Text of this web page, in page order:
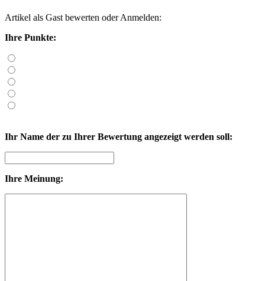
Artikel als Gast bewerten oderAnmelden:
Ihre Punkte:
Ihr Name der zu Ihrer Bewertung angezeigt werden soll:
Ihre Meinung: